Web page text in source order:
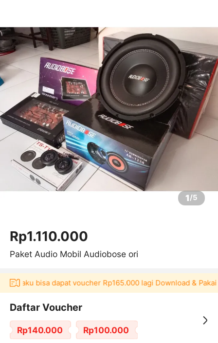
1/5
Rp1.110.000
Paket Audio Mobil Audiobose ori
bisa dapat voucher Rp165.000 lagi Download & Pakai！
Daftar Voucher
Rp140.000 Rp100.000